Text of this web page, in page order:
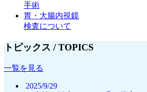
手術
胃・大腸内視鏡
検査について
トピックス /TOPICS
一覧を見る
2025/9/29